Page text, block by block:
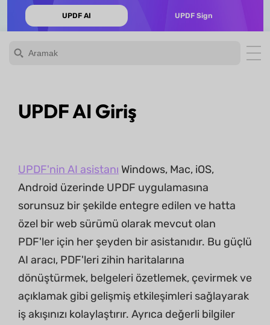
UPDF AI UPDF Sign
UPDF AI Giriş
UPDF'nin AI asistanı Windows, Mac, iOS,
Android üzerinde UPDF uygulamasına
sorunsuz bir şekilde entegre edilen ve hatta
özel bir web sürümü olarak mevcut olan
PDF'ler için her şeyden bir asistanıdır. Bu güçlü
AI aracı, PDF'leri zihin haritalarına
dönüştürmek, belgeleri özetlemek, çevirmek ve
açıklamak gibi gelişmiş etkileşimleri sağlayarak
iş akışınızı kolaylaştırır. Ayrıca değerli bilgiler